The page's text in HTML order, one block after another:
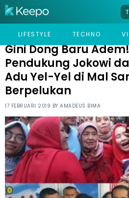
LIFESTYLE TECHNO
HOME VIRAL
GINI DONG BARU ADEM!
Gini Dong Baru
Pendukung Jokowi
Adu Yel-Yel di Mal
Berpelukan
17 FEBRUARI 2019 BY AMADEUS BIMA